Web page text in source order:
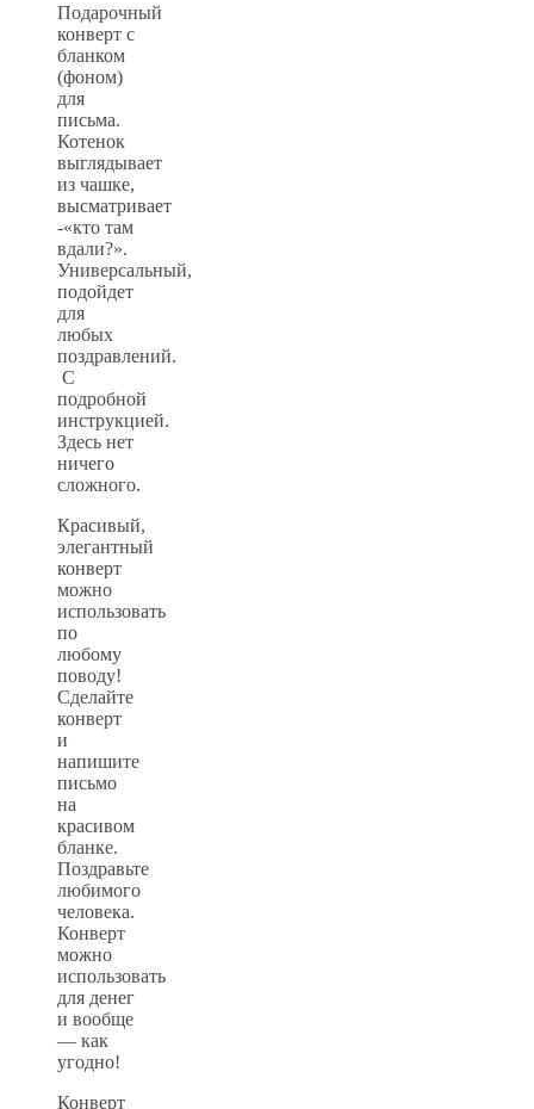
Подарочный
конверт с
бланком
(фоном)
для
письма.
Котенок
выглядывает
из чашке,
высматривает
-«кто там
вдали?».
Универсальный,
подойдет
для
любых
поздравлений.
С
подробной
инструкцией.
Здесь нет
ничего
сложного.
Красивый,
элегантный
конверт
можно
использовать
по
любому
поводу!
Сделайте
конверт
и
напишите
письмо
на
красивом
бланке.
Поздравьте
любимого
человека.
Конверт
можно
использовать
для денег
и вообще
— как
угодно!
Конверт